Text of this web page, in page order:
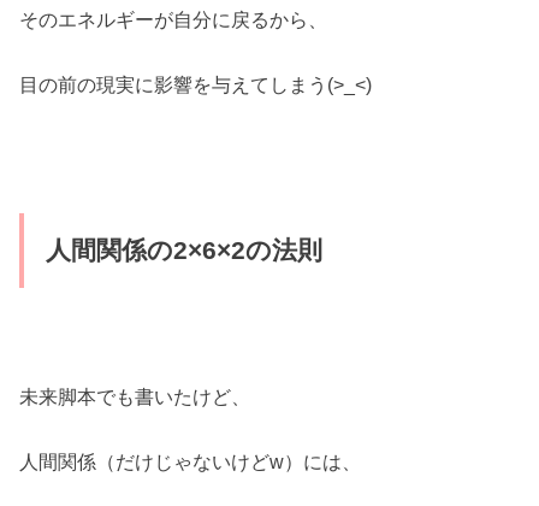
そのエネルギーが自分に戻るから、
目の前の現実に影響を与えてしまう(>_<)
人間関係の2×6×2の法則
未来脚本でも書いたけど、
人間関係（だけじゃないけどw）には、